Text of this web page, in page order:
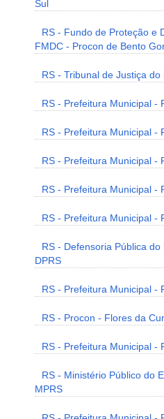
Sul
RS - Fundo de Proteção e
FMDC - Procon de Bento
RS - Tribunal de Justiça
RS - Prefeitura Municipal -
RS - Prefeitura Municipal -
RS - Prefeitura Municipal -
RS - Prefeitura Municipal -
RS - Prefeitura Municipal -
RS - Defensoria Pública
DPRS
RS - Prefeitura Municipal -
RS - Procon - Flores da
RS - Prefeitura Municipal -
RS - Ministério Público do
MPRS